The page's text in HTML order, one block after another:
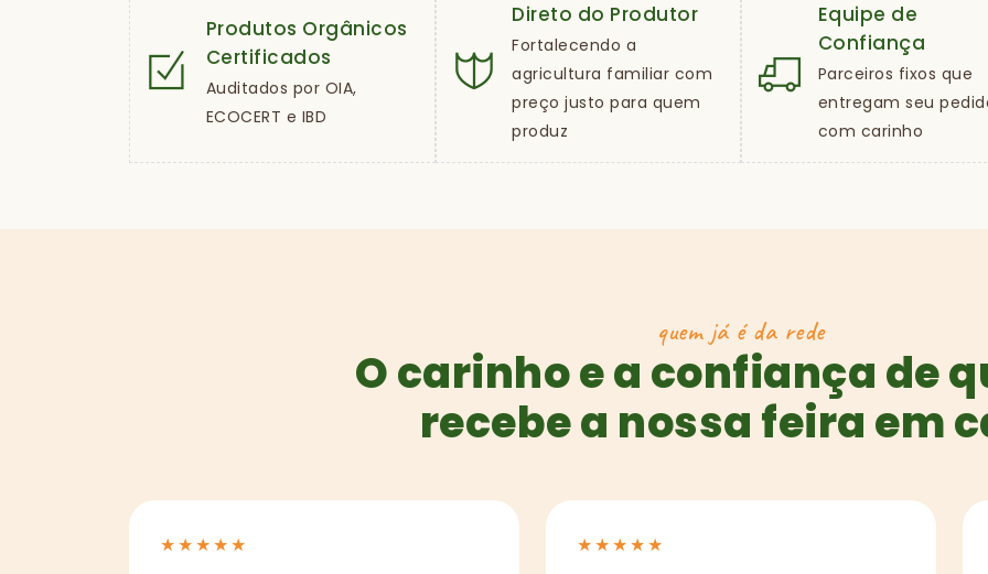
Produtos Orgânicos
Certificados
Auditados por OIA,
ECOCERT e IBD
Direto do Produtor
Fortalecendo a
agricultura familiar com
preço justo para quem
produz
Equipe de
Confiança
Parceiros fixos que
entregam seu
com carinho
quem já é da rede
O carinho e a confiança de
recebe a nossa feira em
★★★★★ ★★★★★